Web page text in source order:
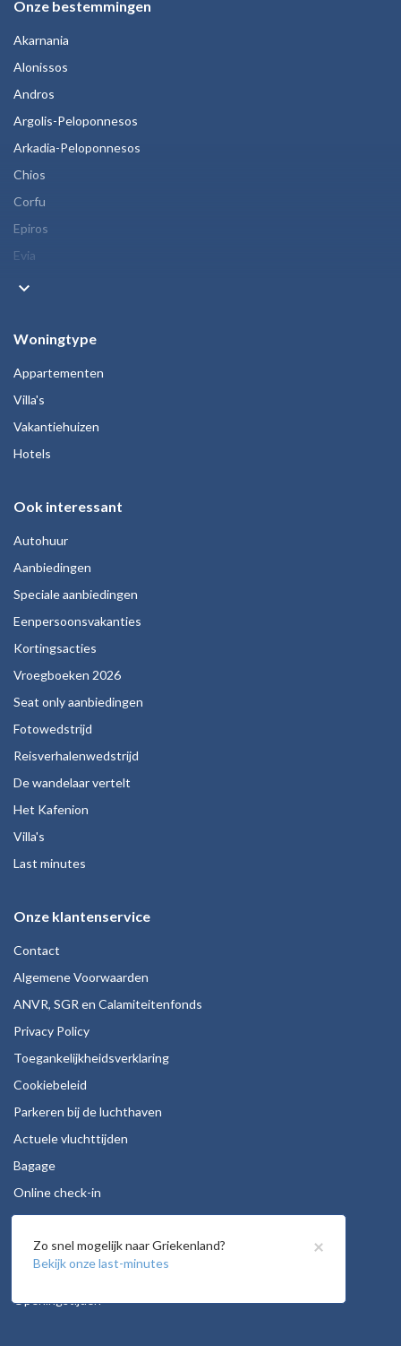
Onze bestemmingen
Akarnania
Alonissos
Andros
Argolis-Peloponnesos
Arkadia-Peloponnesos
Chios
Corfu
Epiros
Evia
keyboard_arrow_down
Woningtype
Appartementen
Villa's
Vakantiehuizen
Hotels
Ook interessant
Autohuur
Aanbiedingen
Speciale aanbiedingen
Eenpersoonsvakanties
Kortingsacties
Vroegboeken 2026
Seat only aanbiedingen
Fotowedstrijd
Reisverhalenwedstrijd
De wandelaar vertelt
Het Kafenion
Villa's
Last minutes
Onze klantenservice
Contact
Algemene Voorwaarden
ANVR, SGR en Calamiteitenfonds
Privacy Policy
Toegankelijkheidsverklaring
Cookiebeleid
Parkeren bij de luchthaven
Actuele vluchttijden
Bagage
Online check-in
Stoelreservering
Autohuur
Vacatures
Openingstijden
×
Zo snel mogelijk naar Griekenland?
Bekijk onze last-minutes